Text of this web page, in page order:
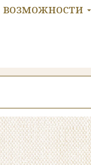
возможности